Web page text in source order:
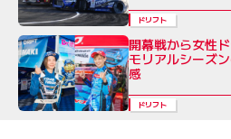
ドリフト
開幕戦から女性
モリアルシーズ
感
ドリフト